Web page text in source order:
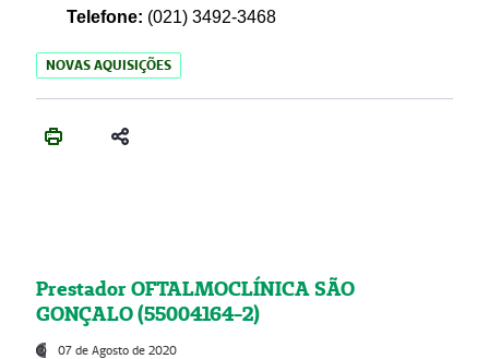
Telefone: (021) 3492-3468
NOVAS AQUISIÇÕES
Prestador OFTALMOCLÍNICA SÃO
GONÇALO (55004164-2)
07 de Agosto de 2020